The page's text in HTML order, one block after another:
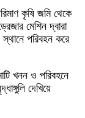
কৃষি জমি থেকে
মেশিন দ্বারা
স্থানে পরিবহন করে
খনন ও পরিবহনে
দেখিয়ে